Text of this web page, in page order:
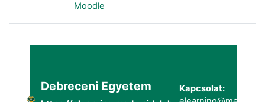
Moodle
Debreceni Egyetem
Kapcsolat: